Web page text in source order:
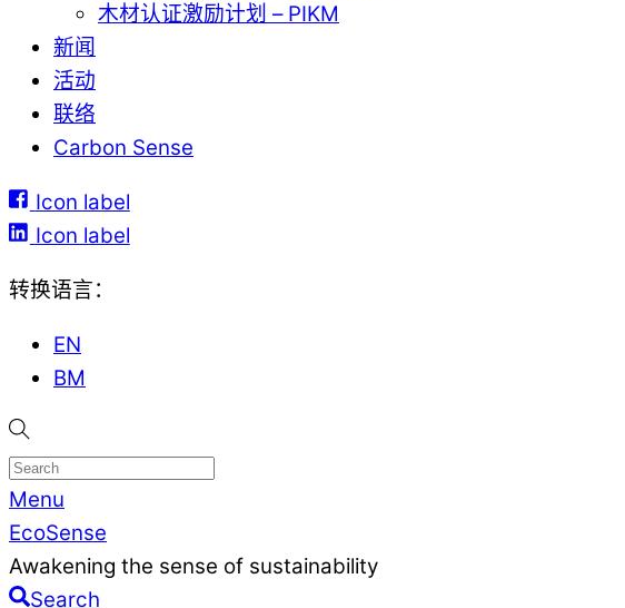
木材认证激励计划 – PIKM
新闻
活动
联络
Carbon Sense
Icon label
Icon label
转换语言：
EN
BM
Menu
EcoSense
Awakening the sense of sustainability
Search